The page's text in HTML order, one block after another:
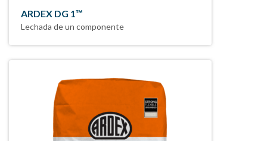
ARDEX DG 1™
Lechada de un componente